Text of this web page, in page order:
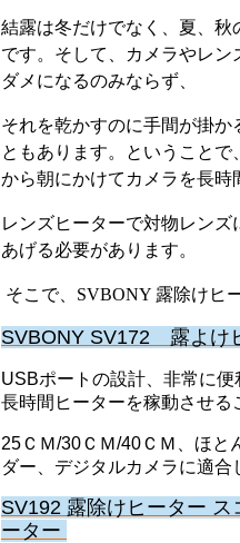
結露は冬だけでなく、夏、
です。そして、カメラやレ
ダメになるのみならず、
それを乾かすのに手間が掛か
ともあります。ということ
から朝にかけてカメラを長時
レンズヒーターで対物レンズ
あげる必要があります。
そこで、SVBONY 露除けヒ
SVBONY SV172 露よけ
USBポートの設計、非常に便
長時間ヒーターを稼動させる
25ＣＭ/30ＣＭ/40ＣＭ、ほと
ダー、デジタルカメラに適合
SV192 露除けヒーター
ーター